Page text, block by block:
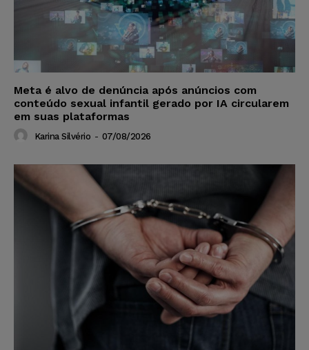
Meta é alvo de denúncia após anúncios com
conteúdo sexual infantil gerado por IA circularem
em suas plataformas
Karina Silvério - 07/08/2026